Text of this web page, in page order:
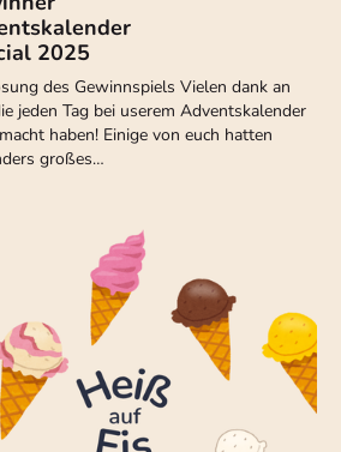
2025
des Gewinnspiels Vielen dank an
jeden Tag bei userem Adventskalender
haben! Einige von euch hatten
großes…